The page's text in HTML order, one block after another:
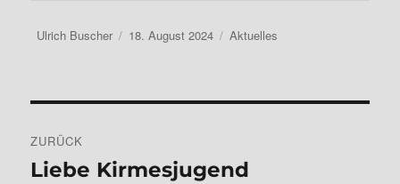
Autor
Ulrich Buscher
Veröffentlicht
18. August 2024 Kategorien
Aktuelles
ZURÜCK
Vorheriger
Liebe Kirmesjugend